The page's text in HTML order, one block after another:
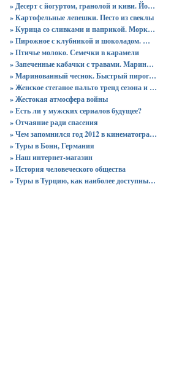
» Десерт с йогуртом, гранолой и киви. Йогуртовый десерт с бананом. Панна котта с лимоном
» Картофельные лепешки. Песто из свеклы
» Курица со сливками и паприкой. Морковные котлетки
» Пирожное с клубникой и шоколадом. Шоколадная панна котта
» Птичье молоко. Семечки в карамели
» Запеченные кабачки с травами. Маринованные цукини с чесноком
» Маринованный чеснок. Быстрый пирог с сосисками. Мясной хлебец
» Женское стеганое пальто тренд сезона и самый оптимальный вариант для практичных женщин
» Жестокая атмосфера войны
» Есть ли у мужских сериалов будущее?
» Отчаяние ради спасения
» Чем запомнился год 2012 в кинематографе?
» Туры в Бонн, Германия
» Наш интернет-магазин
» История человеческого общества
» Туры в Турцию, как наиболее доступный способ отдыха